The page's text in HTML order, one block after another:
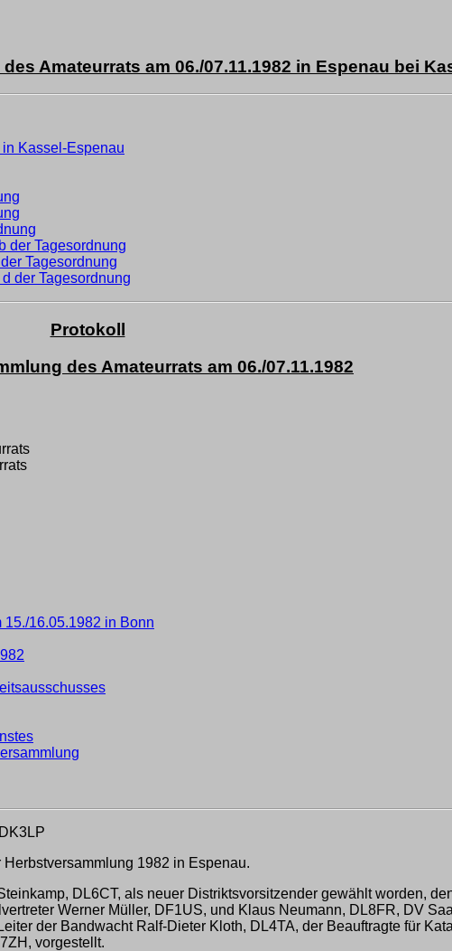
Amateurrats am 06./07.11.1982 in Espenau bei
Kassel-Espenau
der Tagesordnung
Tagesordnung
der Tagesordnung
Protokoll
des Amateurrats am 06./07.11.1982
16.05.1982 in Bonn
1982 in Espenau.
DL6CT, als neuer Distriktsvorsitzender gewählt worden,
Werner Müller, DF1US, und Klaus Neumann, DL8FR, DV
der Bandwacht Ralf-Dieter Kloth, DL4TA, der Beauftragte für
vorgestellt.